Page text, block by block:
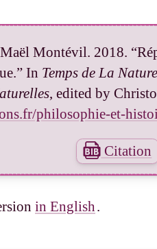
Montévil. 2018.
In Temps de La
, edited by
philosophie-et-
Citation
in English.
la réversibilité